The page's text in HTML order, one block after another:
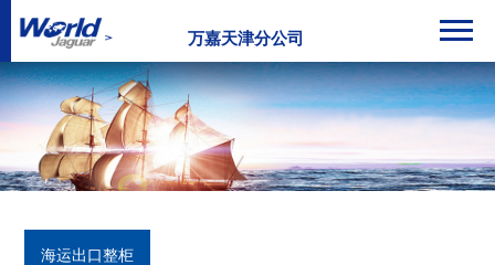
万嘉天津分公司
海运出口整柜